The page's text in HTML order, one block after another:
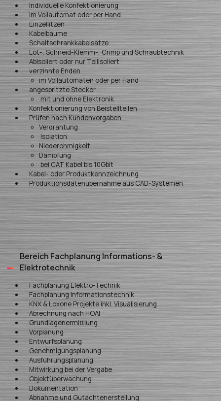
Individuelle Konfektionierung
im Vollautomat oder per Hand
Einzellitzen
Kabelbäume
Schaltschrankkabelsätze
Löt-, Schneid-Klemm-, Crimp und Schraubtechnik
Abisoliert oder nur Teilisoliert
verzinnte Enden
im Vollautomaten oder per Hand
angespritzte Stecker
mit und ohne Elektronik
Konfektionierung von Beistellteilen
Prüfen nach Kundenvorgaben
Verdrahtung
Isolation
Niederohmigkeit
Dämpfung
bei CAT Kabel bis 10Gbit
Kabel- oder Produktkennzeichnung
Produktionsdatenübernahme aus CAD-Systemen
Bereich Fachplanung Informations- &
Elektrotechnik
Fachplanung Elektro-Technik
Fachplanung Informationstechnik
KNX & Loxone Projekte inkl. Visualisierung
Abrechnung nach HOAI
Grundlagenermittlung
Vorplanung
Entwurfsplanung
Genehmigungsplanung
Ausführungsplanung
Mitwirkung bei der Vergabe
Objektüberwachung
Dokumentation
Abnahme und Gutachtenerstellung